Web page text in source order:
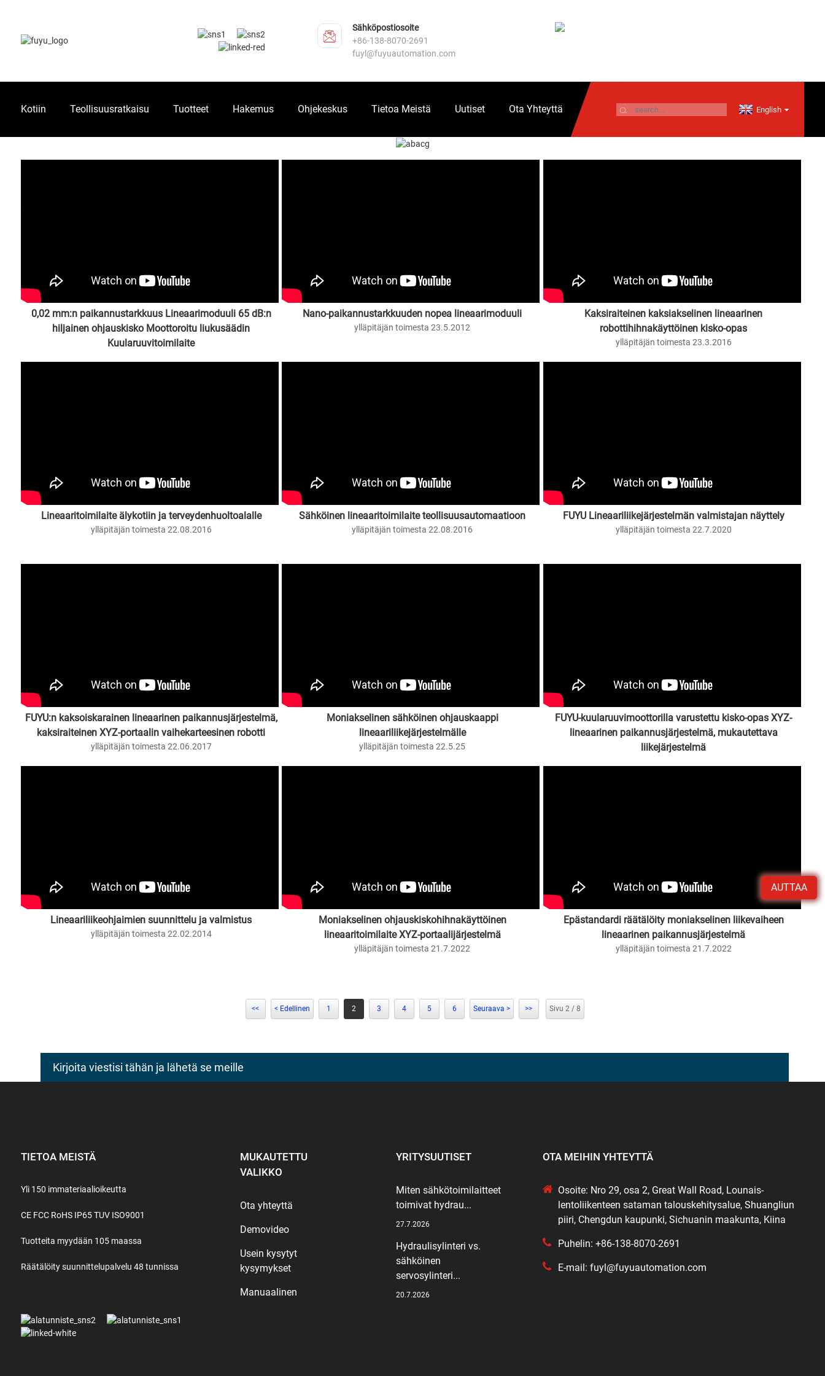
AUTTAA
Sähköpostiosoite
+86-138-8070-2691
fuyl@fuyuautomation.com
Kotiin Teollisuusratkaisu Tuotteet Hakemus Ohjekeskus Tietoa Meistä Uutiset Ota Yhteyttä English
0,02 mm:n paikannustarkkuus Lineaarimoduuli 65 dB:n
hiljainen ohjauskisko Moottoroitu liukusäädin
Kuularuuvitoimilaite
Nano-paikannustarkkuuden nopea lineaarimoduuli
ylläpitäjän toimesta 23.5.2012
Kaksiraiteinen kaksiakselinen lineaarinen
robottihihnakäyttöinen kisko-opas
ylläpitäjän toimesta 23.3.2016
Lineaaritoimilaite älykotiin ja terveydenhuoltoalalle
ylläpitäjän toimesta 22.08.2016
Sähköinen lineaaritoimilaite teollisuusautomaatioon
ylläpitäjän toimesta 22.08.2016
FUYU Lineaariliikejärjestelmän valmistajan näyttely
ylläpitäjän toimesta 22.7.2020
FUYU:n kaksoiskarainen lineaarinen paikannusjärjestelmä,
kaksiraiteinen XYZ-portaalin vaihekarteesinen robotti
ylläpitäjän toimesta 22.06.2017
Moniakselinen sähköinen ohjauskaappi
lineaariliikejärjestelmälle
ylläpitäjän toimesta 22.5.25
FUYU-kuularuuvimoottorilla varustettu kisko-opas XYZ-
lineaarinen paikannusjärjestelmä, mukautettava
liikejärjestelmä
Lineaariliikeohjaimien suunnittelu ja valmistus
ylläpitäjän toimesta 22.02.2014
Moniakselinen ohjauskiskohihnakäyttöinen
lineaaritoimilaite XYZ-portaalijärjestelmä
ylläpitäjän toimesta 21.7.2022
Epästandardi räätälöity moniakselinen liikevaiheen
lineaarinen paikannusjärjestelmä
ylläpitäjän toimesta 21.7.2022
<< < Edellinen 1 2 3 4 5 6 Seuraava > >> Sivu 2 / 8
Kirjoita viestisi tähän ja lähetä se meille
TIETOA MEISTÄ
Yli 150 immateriaalioikeutta
CE FCC RoHS IP65 TUV ISO9001
Tuotteita myydään 105 maassa
Räätälöity suunnittelupalvelu 48 tunnissa
MUKAUTETTU
VALIKKO
Ota yhteyttä
Demovideo
Usein kysytyt
kysymykset
Manuaalinen
YRITYSUUTISET
Miten sähkötoimilaitteet
toimivat hydrau...
27.7.2026
Hydraulisylinteri vs.
sähköinen
servosylinteri...
20.7.2026
OTA MEIHIN YHTEYTTÄ
Osoite: Nro 29, osa 2, Great Wall Road, Lounais-
lentoliikenteen sataman talouskehitysalue, Shuangliun
piiri, Chengdun kaupunki, Sichuanin maakunta, Kiina
Puhelin: +86-138-8070-2691
E-mail: fuyl@fuyuautomation.com